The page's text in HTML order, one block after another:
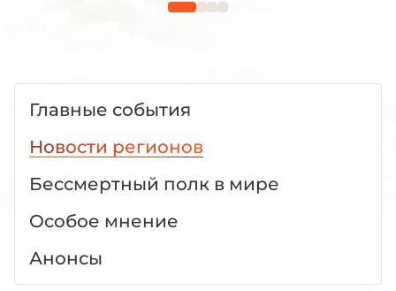
Главные события
Новости регионов
Бессмертный полк в мире
Особое мнение
Анонсы